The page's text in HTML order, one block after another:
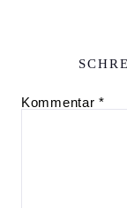
Kommentar *